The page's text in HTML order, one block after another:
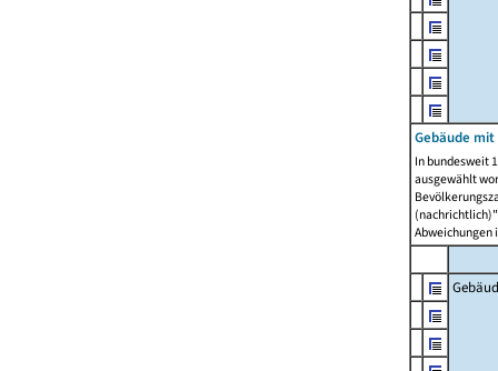
Gebäude mit
In bundesweit
ausgewählt
Abweichungen